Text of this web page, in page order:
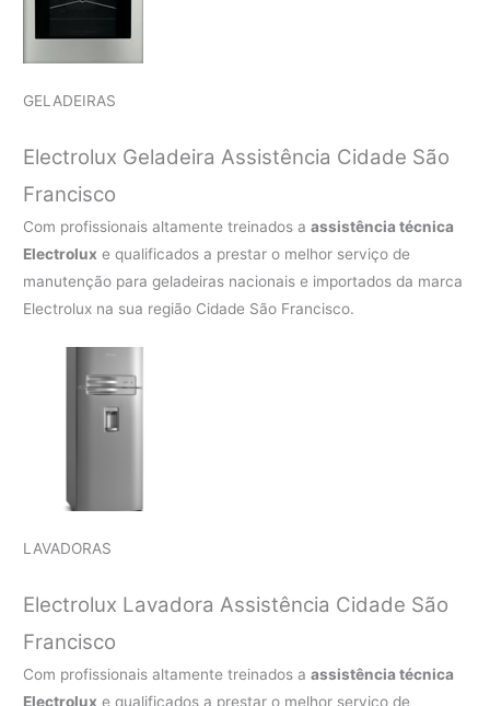
GELADEIRAS
Electrolux Geladeira Assistência Cidade São
Francisco
Com profissionais altamente treinados aassistência técnica
Electrolux e qualificados a prestar o melhor serviço de
manutenção para geladeiras nacionais e importados da marca
Electrolux na sua região Cidade São Francisco.
LAVADORAS
Electrolux Lavadora Assistência Cidade São
Francisco
Com profissionais altamente treinados aassistência técnica
Electrolux e qualificados a prestar o melhor serviço de